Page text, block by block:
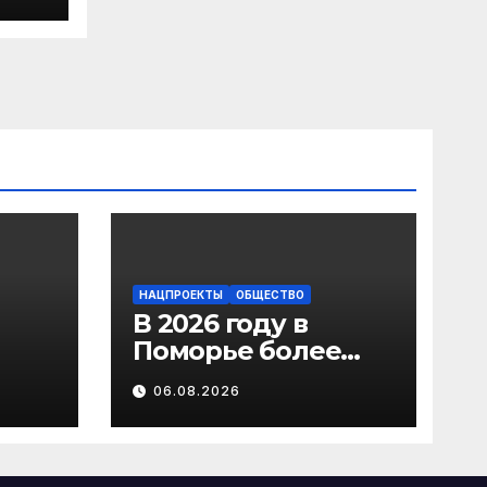
НАЦПРОЕКТЫ ОБЩЕСТВО
В 2026 году в
Поморье более
1000 пар
новобрачных
получили
06.08.2026